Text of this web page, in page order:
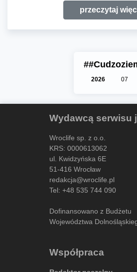
przeczytaj
2026 07
Wydawcą serwisu
Wroclife sp. z o.o.
KRS: 0000613062
ul. Kwidzyńska 6E
51-416 Wrocław
redakcja@wroclife.pl
Tel: +48 535 744 090
Dofinansowano z Budżetu
Województwa
Współpraca